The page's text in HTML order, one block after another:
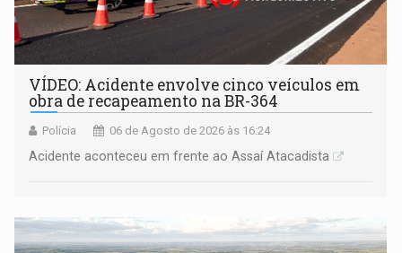
VÍDEO: Acidente envolve cinco veículos em
obra de recapeamento na BR-364
Polícia 06 de Agosto de 2026 às 16:24
Acidente aconteceu em frente ao Assaí Atacadista